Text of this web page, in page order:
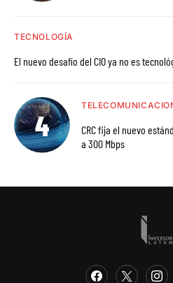
TECNOLOGÍA
El nuevo desafío del CIO ya no es
CRC fija el nuevo
a 300 Mbps